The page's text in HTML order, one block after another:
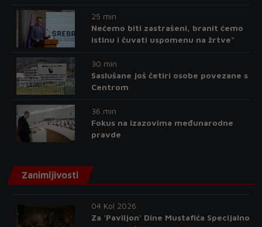
25 min
Nećemo biti zastrašeni, branit ćemo
istinu i čuvati uspomenu na žrtve"
30 min
Saslušane još četiri osobe povezane s
Centrom
36 min
Fokus na izazovima međunarodne
pravde
Zanimljivosti
04 Kol 2026
Za 'Paviljon' Dine Mustafića Specijalno